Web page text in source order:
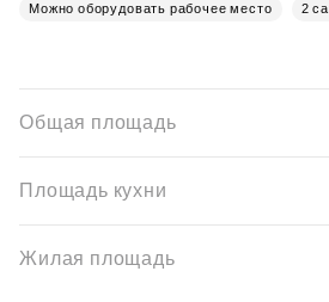
Можно оборудовать рабочее место 2
Общая площадь
Площадь кухни
Жилая площадь